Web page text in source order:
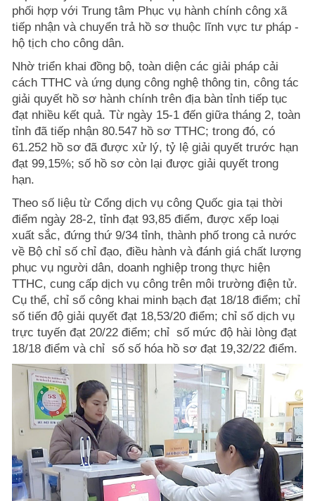
phối hợp với Trung tâm Phục vụ hành chính công xã
tiếp nhận và chuyển trả hồ sơ thuộc lĩnh vực tư pháp -
hộ tịch cho công dân.
Nhờ triển khai đồng bộ, toàn diện các giải pháp cải
cách TTHC và ứng dụng công nghệ thông tin, công tác
giải quyết hồ sơ hành chính trên địa bàn tỉnh tiếp tục
đạt nhiều kết quả. Từ ngày 15-1 đến giữa tháng 2, toàn
tỉnh đã tiếp nhận 80.547 hồ sơ TTHC; trong đó, có
61.252 hồ sơ đã được xử lý, tỷ lệ giải quyết trước hạn
đạt 99,15%; số hồ sơ còn lại được giải quyết trong
hạn.
Theo số liệu từ Cổng dịch vụ công Quốc gia tại thời
điểm ngày 28-2, tỉnh đạt 93,85 điểm, được xếp loại
xuất sắc, đứng thứ 9/34 tỉnh, thành phố trong cả nước
về Bộ chỉ số chỉ đạo, điều hành và đánh giá chất lượng
phục vụ người dân, doanh nghiệp trong thực hiện
TTHC, cung cấp dịch vụ công trên môi trường điện tử.
Cụ thể, chỉ số công khai minh bạch đạt 18/18 điểm; chỉ
số tiến độ giải quyết đạt 18,53/20 điểm; chỉ số dịch vụ
trực tuyến đạt 20/22 điểm; chỉ số mức độ hài lòng đạt
18/18 điểm và chỉ số số hóa hồ sơ đạt 19,32/22 điểm.